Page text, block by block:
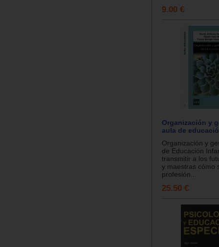
9.00 €
Organización y
aula de
Organización y
de Educación
transmitir a los
y maestras cómo
profesión...
25.50 €